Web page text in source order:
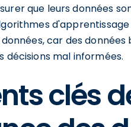
que leurs données
car des
décisions mal informées.
clés